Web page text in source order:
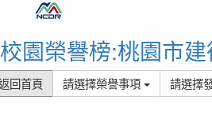
校園榮譽榜:桃園市
回首頁 請選擇榮譽事項 請選擇